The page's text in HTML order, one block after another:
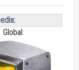
Global: